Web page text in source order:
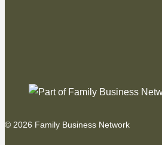
© 2026 Family Business Network